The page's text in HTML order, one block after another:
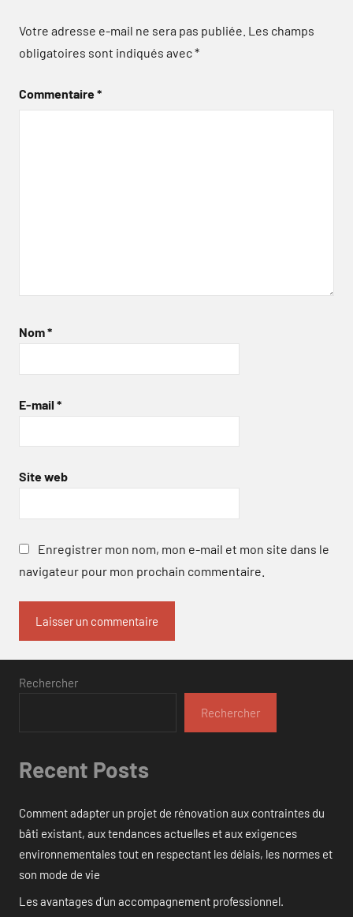
Votre adresse e-mail ne sera pas publiée. Les champs
obligatoires sont indiqués avec*
Commentaire*
Nom*
E-mail *
Site web
Enregistrer mon nom, mon e-mail et mon site dans le
navigateur pour mon prochain commentaire.
Rechercher
Rechercher
Recent Posts
Comment adapter un projet de rénovation aux contraintes du
bâti existant, aux tendances actuelles et aux exigences
environnementales tout en respectant les délais, les normes et
son mode de vie
Les avantages d’un accompagnement professionnel.